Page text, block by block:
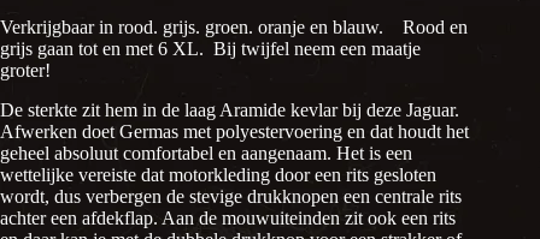
Verkrijgbaar in rood. grijs. groen. oranje en blauw. Rood en
grijs gaan tot en met 6 XL. Bij twijfel neem een maatje
groter!
De sterkte zit hem in de laag Aramide kevlar bij deze Jaguar.
Afwerken doet Germas met polyestervoering en dat houdt het
geheel absoluut comfortabel en aangenaam. Het is een
wettelijke vereiste dat motorkleding door een rits gesloten
wordt, dus verbergen de stevige drukknopen een centrale rits
achter een afdekflap. Aan de mouwuiteinden zit ook een rits